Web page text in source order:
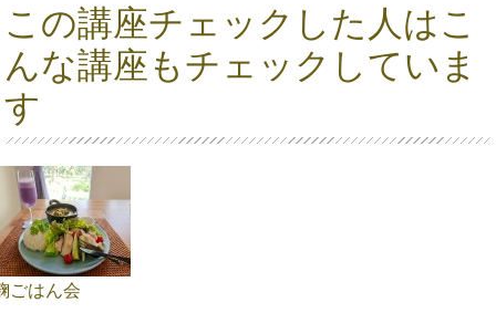
この講座チェックした人はこ
んな講座もチェックしていま
す
ごはん会